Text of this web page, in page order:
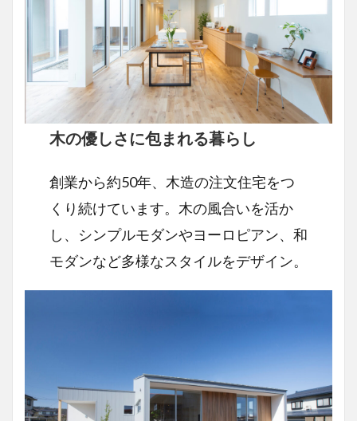
木の優しさに包まれる暮らし
創業から約50年、木造の注文住宅をつ
くり続けています。木の風合いを活か
し、シンプルモダンやヨーロピアン、和
モダンなど多様なスタイルをデザイン。